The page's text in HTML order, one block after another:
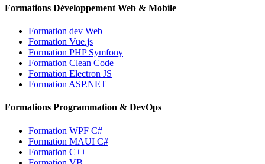
Formations Développement Web & Mobile
Formation dev Web
Formation Vue.js
Formation PHP Symfony
Formation Clean Code
Formation Electron JS
Formation ASP.NET
Formations Programmation & DevOps
Formation WPF C#
Formation MAUI C#
Formation C++